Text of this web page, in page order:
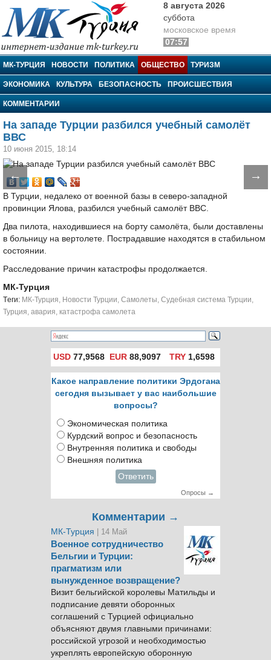
МК-Турция
8 августа 2026
суббота
московское время
07:57
МК-ТУРЦИЯ НОВОСТИ ПОЛИТИКА ОБЩЕСТВО ТУРИЗМ
ЭКОНОМИКА КУЛЬТУРА БЕЗОПАСНОСТЬ ПРОИСШЕСТВИЯ
КОММЕНТАРИИ
На западе Турции разбился учебный самолёт
ВВС
10 июня 2015, 18:14
← →
В Турции, недалеко от военной базы в северо-западной
провинции Ялова, разбился учебный самолёт ВВС.
Два пилота, находившиеся на борту самолёта, были доставлены
в больницу на вертолете. Пострадавшие находятся в стабильном
состоянии.
Расследование причин катастрофы продолжается.
МК-Турция
Tеги: МК-Турция, Новости Турции, Самолеты, Судебная система Турции,
Турция, авария, катастрофа самолета
USD 77,9568 EUR 88,9097 TRY1,6598
Какое направление политики Эрдогана
сегодня вызывает у вас наибольшие
вопросы?
Экономическая политика
Курдский вопрос и безопасность
Внутренняя политика и свободы
Внешняя политика
Ответить
Опросы →
Комментарии →
МК-Турция | 14 Май
Военное сотрудничество
Бельгии и Турции:
прагматизм или
вынужденное возвращение?
Визит бельгийской королевы Матильды и
подписание девяти оборонных
соглашений с Турцией официально
объясняют двумя главными причинами:
российской угрозой и необходимостью
укреплять европейскую оборонную